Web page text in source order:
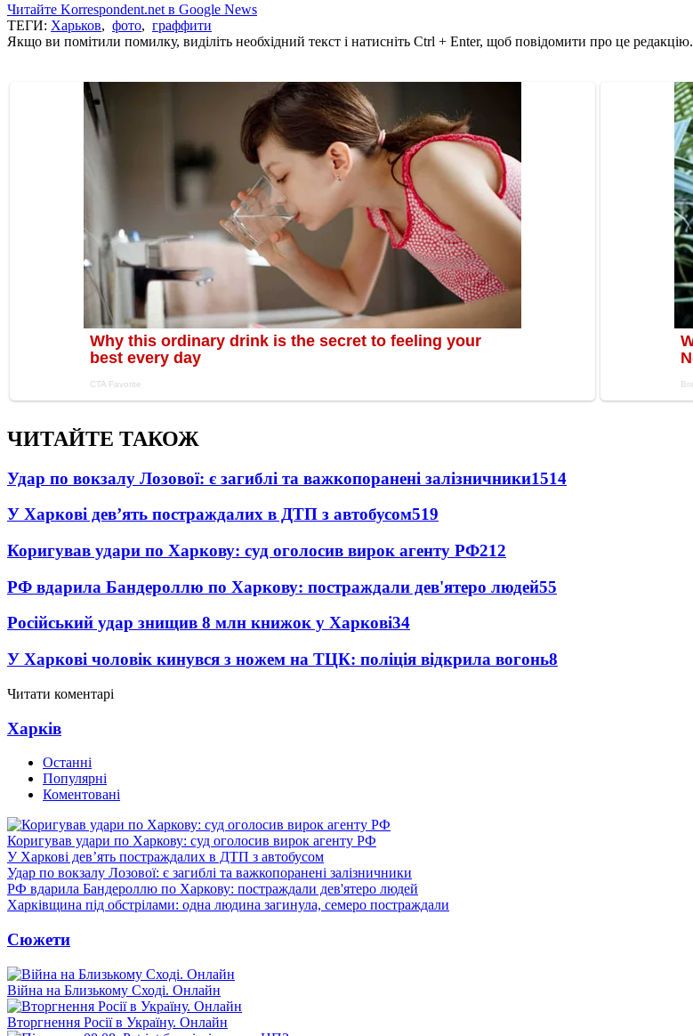
Читайте Korrespondent.net в Google News
ТЕГИ: Харьков, фото, граффити
Якщо ви помітили помилку, виділіть необхідний текст і натисніть Ctrl + Enter, щоб повідомити про це редакцію.
ЧИТАЙТЕ ТАКОЖ
Удар по вокзалу Лозової: є загиблі та важкопоранені залізничники1514
У Харкові дев’ять постраждалих в ДТП з автобусом519
Коригував удари по Харкову: суд оголосив вирок агенту РФ212
РФ вдарила Бандероллю по Харкову: постраждали дев'ятеро людей55
Російський удар знищив 8 млн книжок у Харкові34
У Харкові чоловік кинувся з ножем на ТЦК: поліція відкрила вогонь8
Читати коментарі
Харків
Останні
Популярні
Коментовані
Коригував удари по Харкову: суд оголосив вирок агенту РФ
У Харкові дев’ять постраждалих в ДТП з автобусом
Удар по вокзалу Лозової: є загиблі та важкопоранені залізничники
РФ вдарила Бандероллю по Харкову: постраждали дев'ятеро людей
Харківщина під обстрілами: одна людина загинула, семеро постраждали
Сюжети
Війна на Близькому Сході. Онлайн
Вторгнення Росії в Україну. Онлайн